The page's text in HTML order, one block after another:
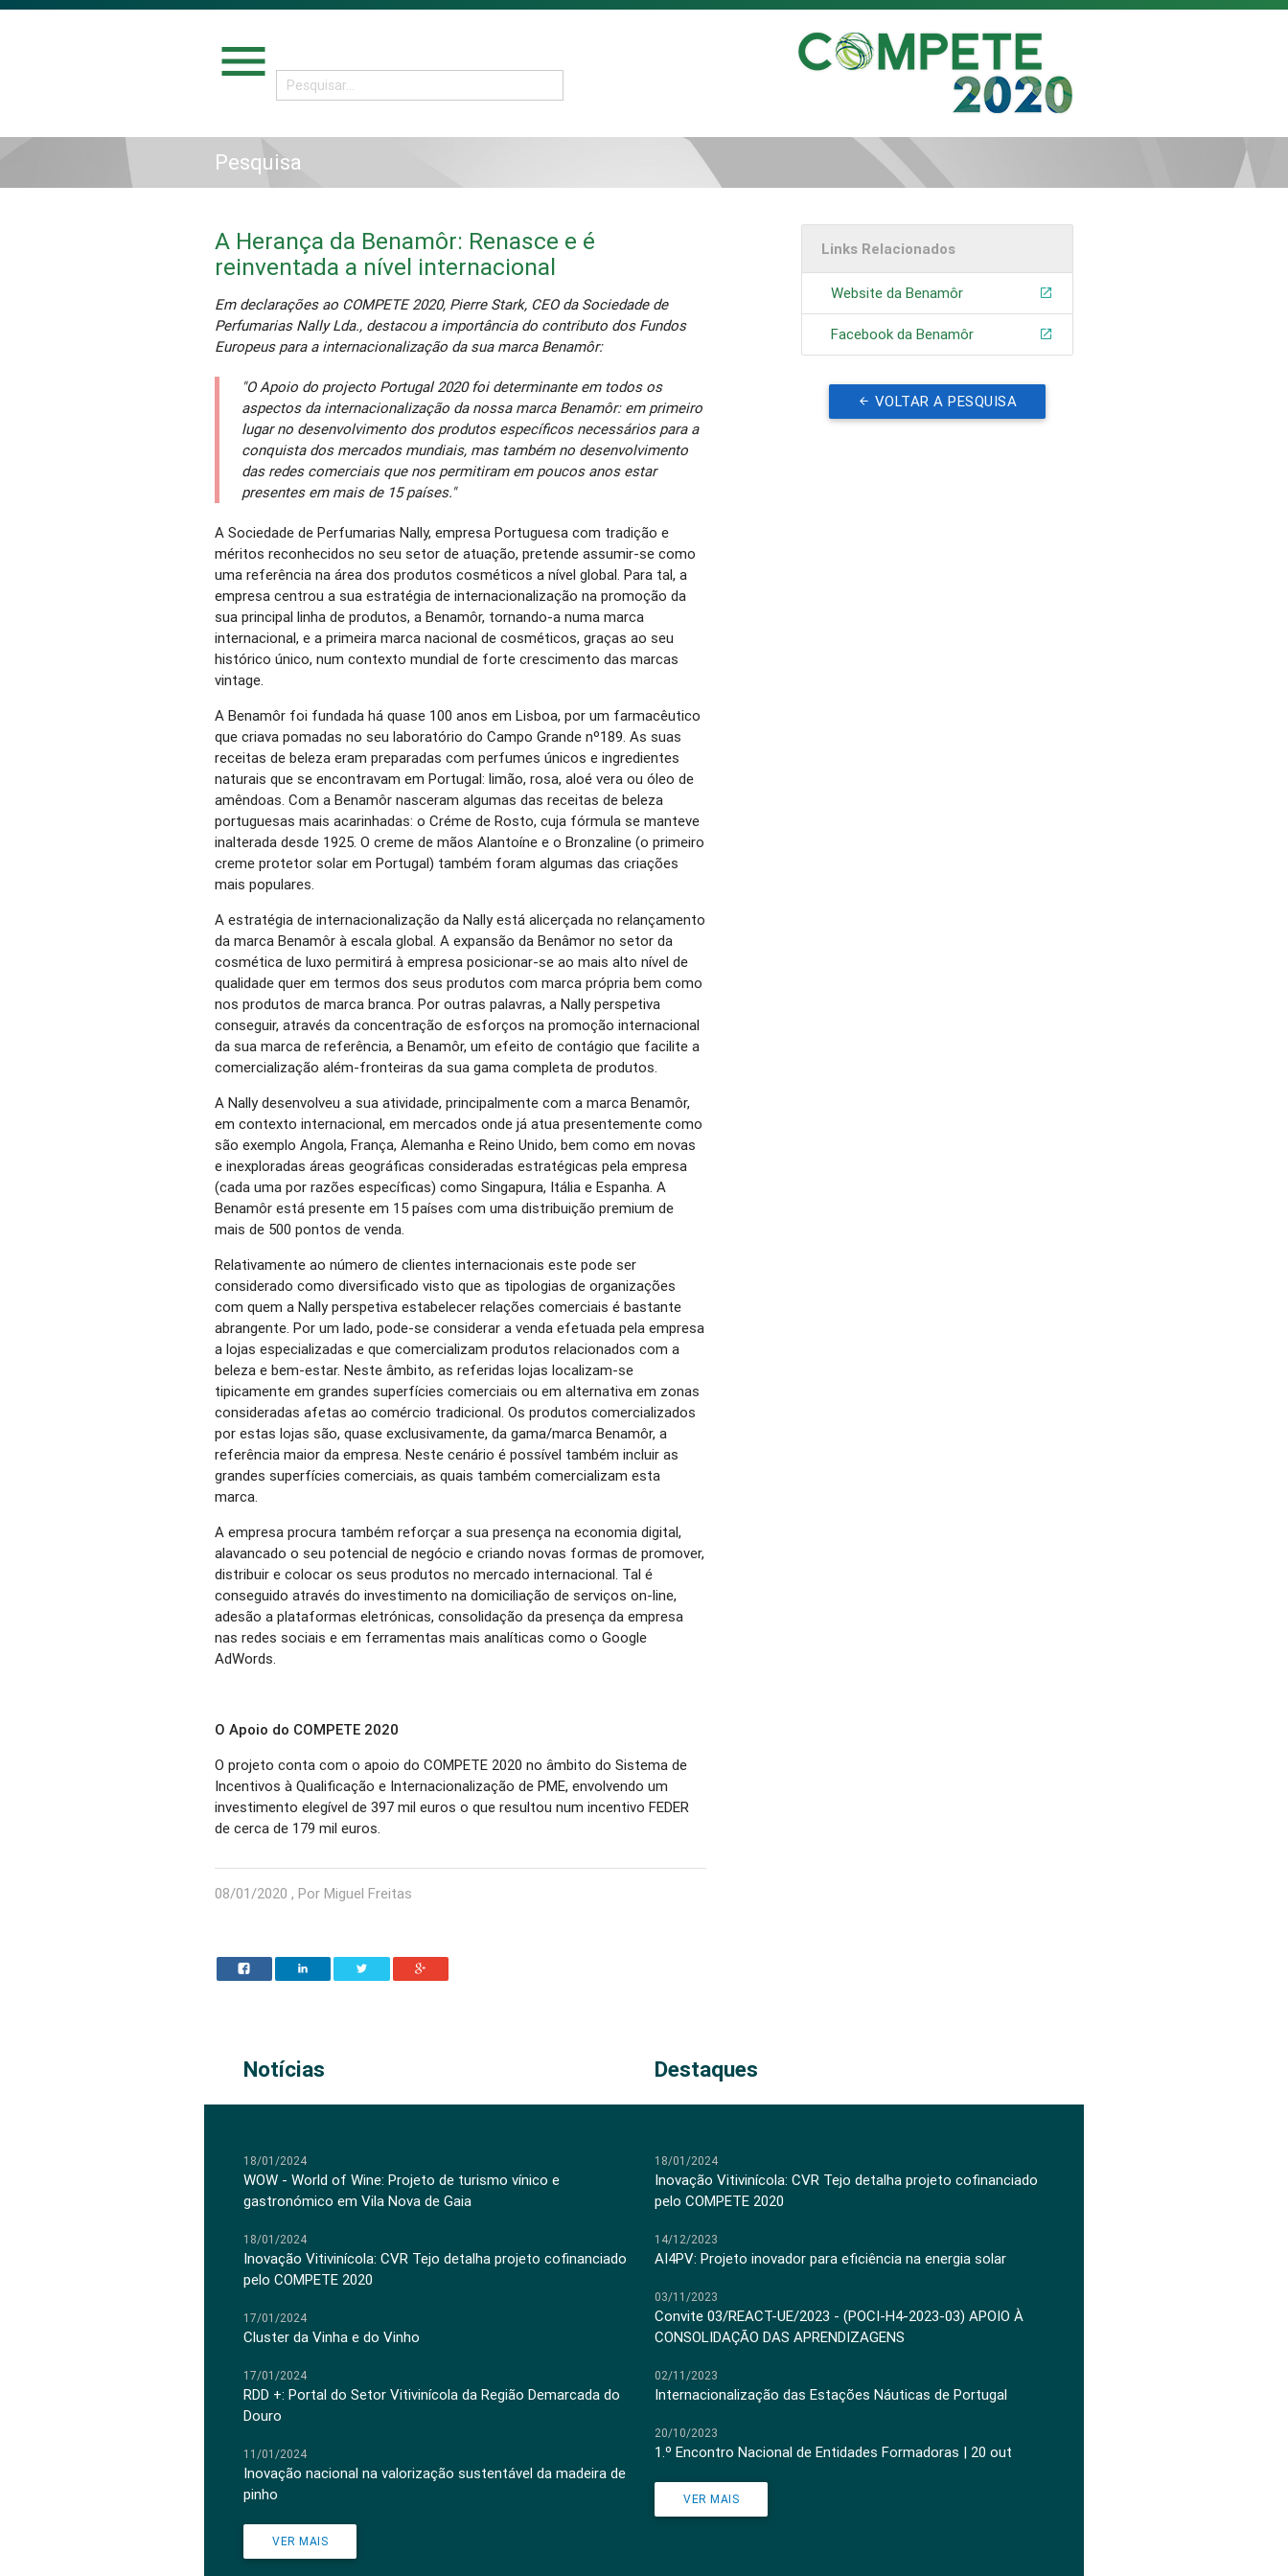
menu
Pesquisa
A Herança da Benamôr: Renasce e é
reinventada a nível internacional
Em declarações ao COMPETE 2020, Pierre Stark, CEO da Sociedade de
Perfumarias Nally Lda., destacou a importância do contributo dos Fundos
Europeus para a internacionalização da sua marca Benamôr:
"O Apoio do projecto Portugal 2020 foi determinante em todos os
aspectos da internacionalização da nossa marca Benamôr: em primeiro
lugar no desenvolvimento dos produtos específicos necessários para a
conquista dos mercados mundiais, mas também no desenvolvimento
das redes comerciais que nos permitiram em poucos anos estar
presentes em mais de 15 países."
A Sociedade de Perfumarias Nally, empresa Portuguesa com tradição e
méritos reconhecidos no seu setor de atuação, pretende assumir-se como
uma referência na área dos produtos cosméticos a nível global. Para tal, a
empresa centrou a sua estratégia de internacionalização na promoção da
sua principal linha de produtos, a Benamôr, tornando-a numa marca
internacional, e a primeira marca nacional de cosméticos, graças ao seu
histórico único, num contexto mundial de forte crescimento das marcas
vintage.
A Benamôr foi fundada há quase 100 anos em Lisboa, por um farmacêutico
que criava pomadas no seu laboratório do Campo Grande nº189. As suas
receitas de beleza eram preparadas com perfumes únicos e ingredientes
naturais que se encontravam em Portugal: limão, rosa, aloé vera ou óleo de
amêndoas. Com a Benamôr nasceram algumas das receitas de beleza
portuguesas mais acarinhadas: o Créme de Rosto, cuja fórmula se manteve
inalterada desde 1925. O creme de mãos Alantoíne e o Bronzaline (o primeiro
creme protetor solar em Portugal) também foram algumas das criações
mais populares.
A estratégia de internacionalização da Nally está alicerçada no relançamento
da marca Benamôr à escala global. A expansão da Benâmor no setor da
cosmética de luxo permitirá à empresa posicionar-se ao mais alto nível de
qualidade quer em termos dos seus produtos com marca própria bem como
nos produtos de marca branca. Por outras palavras, a Nally perspetiva
conseguir, através da concentração de esforços na promoção internacional
da sua marca de referência, a Benamôr, um efeito de contágio que facilite a
comercialização além-fronteiras da sua gama completa de produtos.
A Nally desenvolveu a sua atividade, principalmente com a marca Benamôr,
em contexto internacional, em mercados onde já atua presentemente como
são exemplo Angola, França, Alemanha e Reino Unido, bem como em novas
e inexploradas áreas geográficas consideradas estratégicas pela empresa
(cada uma por razões específicas) como Singapura, Itália e Espanha. A
Benamôr está presente em 15 países com uma distribuição premium de
mais de 500 pontos de venda.
Relativamente ao número de clientes internacionais este pode ser
considerado como diversificado visto que as tipologias de organizações
com quem a Nally perspetiva estabelecer relações comerciais é bastante
abrangente. Por um lado, pode-se considerar a venda efetuada pela empresa
a lojas especializadas e que comercializam produtos relacionados com a
beleza e bem-estar. Neste âmbito, as referidas lojas localizam-se
tipicamente em grandes superfícies comerciais ou em alternativa em zonas
consideradas afetas ao comércio tradicional. Os produtos comercializados
por estas lojas são, quase exclusivamente, da gama/marca Benamôr, a
referência maior da empresa. Neste cenário é possível também incluir as
grandes superfícies comerciais, as quais também comercializam esta
marca.
A empresa procura também reforçar a sua presença na economia digital,
alavancado o seu potencial de negócio e criando novas formas de promover,
distribuir e colocar os seus produtos no mercado internacional. Tal é
conseguido através do investimento na domiciliação de serviços on-line,
adesão a plataformas eletrónicas, consolidação da presença da empresa
nas redes sociais e em ferramentas mais analíticas como o Google
AdWords.
O Apoio do COMPETE 2020
O projeto conta com o apoio do COMPETE 2020 no âmbito do Sistema de
Incentivos à Qualificação e Internacionalização de PME, envolvendo um
investimento elegível de 397 mil euros o que resultou num incentivo FEDER
de cerca de 179 mil euros.
08/01/2020 , Por Miguel Freitas
Links Relacionados
Website da Benamôr
Facebook da Benamôr
VOLTAR A PESQUISA
Notícias Destaques
18/01/2024
WOW - World of Wine: Projeto de turismo vínico e
gastronómico em Vila Nova de Gaia
18/01/2024
Inovação Vitivinícola: CVR Tejo detalha projeto cofinanciado
pelo COMPETE 2020
17/01/2024
Cluster da Vinha e do Vinho
17/01/2024
RDD +: Portal do Setor Vitivinícola da Região Demarcada do
Douro
11/01/2024
Inovação nacional na valorização sustentável da madeira de
pinho
VER MAIS
18/01/2024
Inovação Vitivinícola: CVR Tejo detalha projeto cofinanciado
pelo COMPETE 2020
14/12/2023
AI4PV: Projeto inovador para eficiência na energia solar
03/11/2023
Convite 03/REACT-UE/2023 - (POCI-H4-2023-03) APOIO À
CONSOLIDAÇÃO DAS APRENDIZAGENS
02/11/2023
Internacionalização das Estações Náuticas de Portugal
20/10/2023
1.º Encontro Nacional de Entidades Formadoras | 20 out
VER MAIS